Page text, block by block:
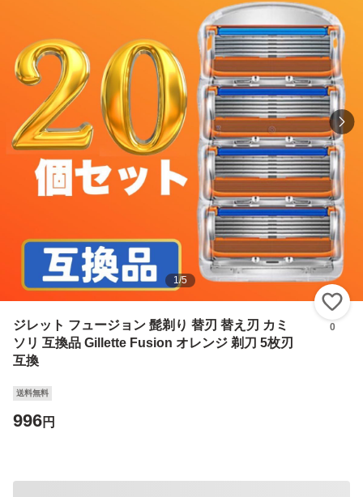
1/5
ジレット フュージョン 髭剃り 替刃 替え刃 カミ
ソリ 互換品 Gillette Fusion オレンジ 剃刀 5枚刃
互換
0
送料無料
996円